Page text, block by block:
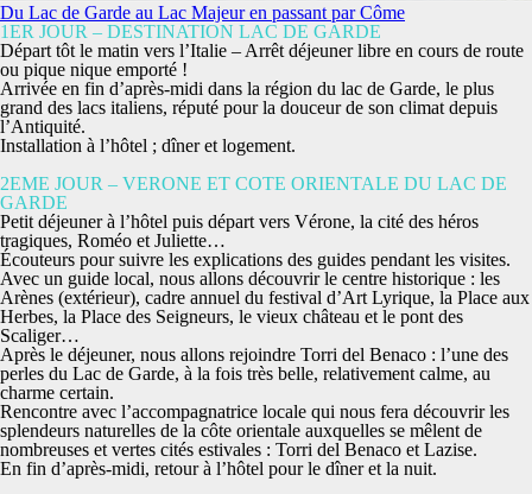
Du Lac de Garde au Lac Majeur en passant par Côme
1ER JOUR – DESTINATION LAC DE GARDE
Départ tôt le matin vers l’Italie – Arrêt déjeuner libre en cours de route
ou pique nique emporté !
Arrivée en fin d’après-midi dans la région du lac de Garde, le plus
grand des lacs italiens, réputé pour la douceur de son climat depuis
l’Antiquité.
Installation à l’hôtel ; dîner et logement.
2EME JOUR – VERONE ET COTE ORIENTALE DU LAC DE
GARDE
Petit déjeuner à l’hôtel puis départ vers Vérone, la cité des héros
tragiques, Roméo et Juliette…
Écouteurs pour suivre les explications des guides pendant les visites.
Avec un guide local, nous allons découvrir le centre historique : les
Arènes (extérieur), cadre annuel du festival d’Art Lyrique, la Place aux
Herbes, la Place des Seigneurs, le vieux château et le pont des
Scaliger…
Après le déjeuner, nous allons rejoindre Torri del Benaco : l’une des
perles du Lac de Garde, à la fois très belle, relativement calme, au
charme certain.
Rencontre avec l’accompagnatrice locale qui nous fera découvrir les
splendeurs naturelles de la côte orientale auxquelles se mêlent de
nombreuses et vertes cités estivales : Torri del Benaco et Lazise.
En fin d’après-midi, retour à l’hôtel pour le dîner et la nuit.